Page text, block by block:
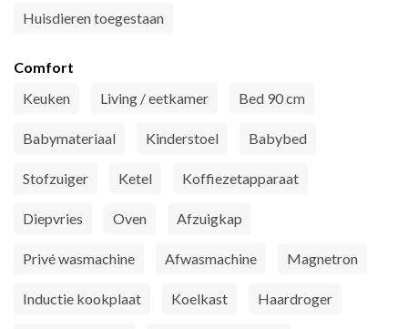
Huisdieren toegestaan
Comfort
Keuken
Living / eetkamer Bed 90 cm
Babymateriaal Kinderstoel Babybed
Stofzuiger Ketel Koffiezetapparaat
Diepvries Oven Afzuigkap
Privé wasmachine Afwasmachine Magnetron
Inductie kookplaat Koelkast Haardroger